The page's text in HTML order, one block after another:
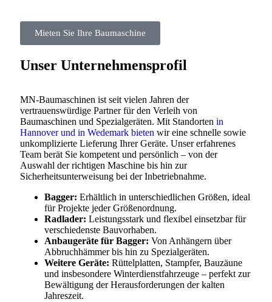
Mieten Sie Ihre Baumaschine
Unser Unternehmensprofil
MN-Baumaschinen ist seit vielen Jahren der
vertrauenswürdige Partner für den Verleih von
Baumaschinen und Spezialgeräten. Mit Standorten in
Hannover und in Wedemark bieten wir eine schnelle sowie
unkomplizierte Lieferung Ihrer Geräte. Unser erfahrenes
Team berät Sie kompetent und persönlich – von der
Auswahl der richtigen Maschine bis hin zur
Sicherheitsunterweisung bei der Inbetriebnahme.
Bagger: Erhältlich in unterschiedlichen Größen, ideal
für Projekte jeder Größenordnung.
Radlader: Leistungsstark und flexibel einsetzbar für
verschiedenste Bauvorhaben.
Anbaugeräte für Bagger: Von Anhängern über
Abbruchhämmer bis hin zu Spezialgeräten.
Weitere Geräte: Rüttelplatten, Stampfer, Bauzäune
und insbesondere Winterdienstfahrzeuge – perfekt zur
Bewältigung der Herausforderungen der kalten
Jahreszeit.